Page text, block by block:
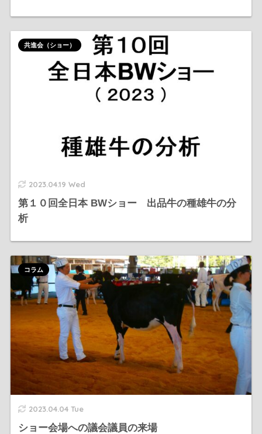
2023.04.19 Wed
第１０回全日本 BWショー 出品牛の種雄牛の分
析
共進会（ショー）
2023.04.04 Tue
ショー会場への議会議員の来場
コラム